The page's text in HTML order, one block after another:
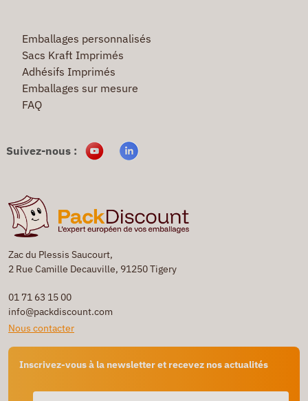
Zac du Plessis Saucourt,
2 Rue Camille Decauville, 91250 Tigery
01 71 63 15 00
info@packdiscount.com
Nous contacter
Inscrivez-vous à la newsletter et recevez nos actualités
Emballages personnalisés
Sacs Kraft Imprimés
Adhésifs Imprimés
Emballages sur mesure
FAQ
Suivez-nous :